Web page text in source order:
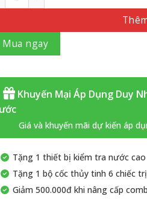
Mua ngay
Khuyến Mại Áp Dụng Duy
Giá và khuyến mãi dự kiến áp
Tặng 1 thiết bị kiểm tra nước
Tặng 1 bộ cốc thủy tinh 6 chiếc
Giảm 500.000đ khi nâng cấp